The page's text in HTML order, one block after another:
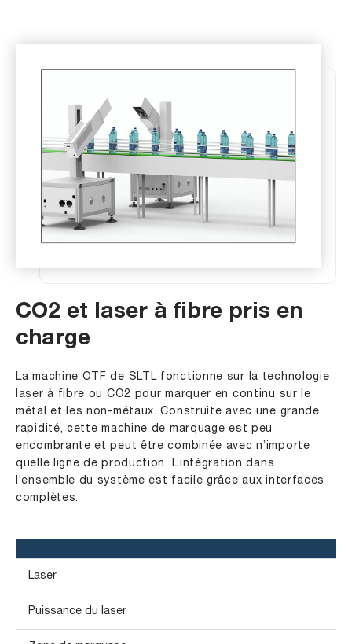
CO2 et laser à fibre pris en
charge
La machine OTF de SLTL fonctionne sur la technologie
laser à fibre ou CO2 pour marquer en continu sur le
métal et les non-métaux. Construite avec une grande
rapidité, cette machine de marquage est peu
encombrante et peut être combinée avec n’importe
quelle ligne de production. L’intégration dans
l’ensemble du système est facile grâce aux interfaces
complètes.
Laser
Puissance du laser